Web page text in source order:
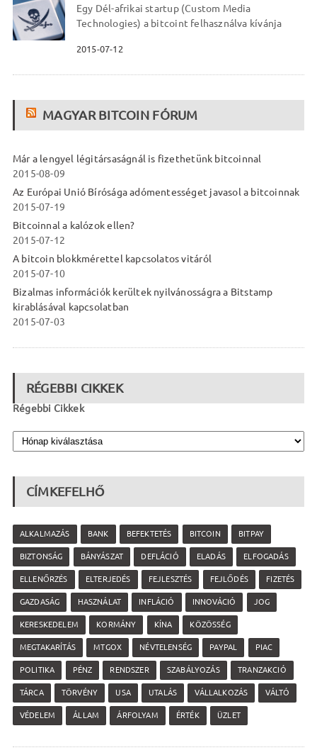
Egy Dél-afrikai startup (Custom Media
Technologies) a bitcoint felhasználva kívánja
2015-07-12
MAGYAR BITCOIN FÓRUM
Már a lengyel légitársaságnál is fizethetünk bitcoinnal
2015-08-09
Az Európai Unió Bírósága adómentességet javasol a bitcoinnak
2015-07-19
Bitcoinnal a kalózok ellen?
2015-07-12
A bitcoin blokkmérettel kapcsolatos vitáról
2015-07-10
Bizalmas információk kerültek nyilvánosságra a Bitstamp
kirablásával kapcsolatban
2015-07-03
RÉGEBBI CIKKEK
Régebbi Cikkek
CÍMKEFELHŐ
ALKALMAZÁS BANK BEFEKTETÉS BITCOIN BITPAY
BIZTONSÁG BÁNYÁSZAT DEFLÁCIÓ ELADÁS ELFOGADÁS
ELLENŐRZÉS ELTERJEDÉS FEJLESZTÉS FEJLŐDÉS FIZETÉS
GAZDASÁG HASZNÁLAT INFLÁCIÓ INNOVÁCIÓ JOG
KERESKEDELEM KORMÁNY KÍNA KÖZÖSSÉG
MEGTAKARÍTÁS MTGOX NÉVTELENSÉG PAYPAL PIAC
POLITIKA PÉNZ RENDSZER SZABÁLYOZÁS TRANZAKCIÓ
TÁRCA TÖRVÉNY USA UTALÁS VÁLLALKOZÁS VÁLTÓ
VÉDELEM ÁLLAM ÁRFOLYAM ÉRTÉK ÜZLET